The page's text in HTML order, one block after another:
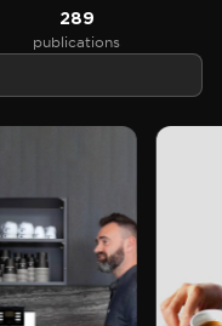
289
publications